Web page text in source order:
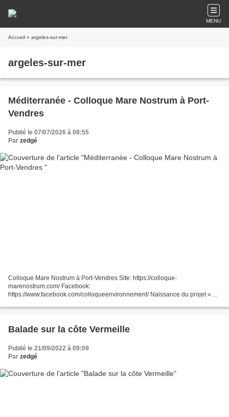
MENU
Accueil » argeles-sur-mer
argeles-sur-mer
Méditerranée - Colloque Mare Nostrum à Port-
Vendres
Publié le 07/07/2026 à 08:55
Par zedgé
Colloque Mare Nostrum à Port-Vendres Site: https://colloque-
marenostrum.com/ Facebook:
https://www.facebook.com/colloqueenvironnement/ Naissance du projet «
d’Élisabeth...
Balade sur la côte Vermeille
Publié le 21/09/2022 à 09:09
Par zedgé